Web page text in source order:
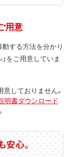
用意
する方法を分かり
をご用意していま
しておりません。
明書ダウンロード